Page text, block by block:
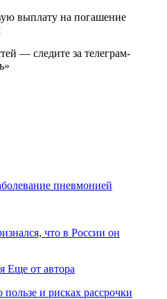
— следите за телеграм-
пневмонией
что в России он
Еще от автора
пользе и рисках рассрочки